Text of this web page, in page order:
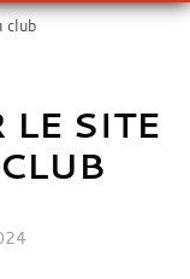
club
LE SITE